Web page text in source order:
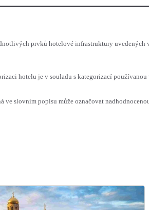
prvků hotelové infrastruktury uvedených
hotelu je v souladu s kategorizací
ve slovním popisu může označovat